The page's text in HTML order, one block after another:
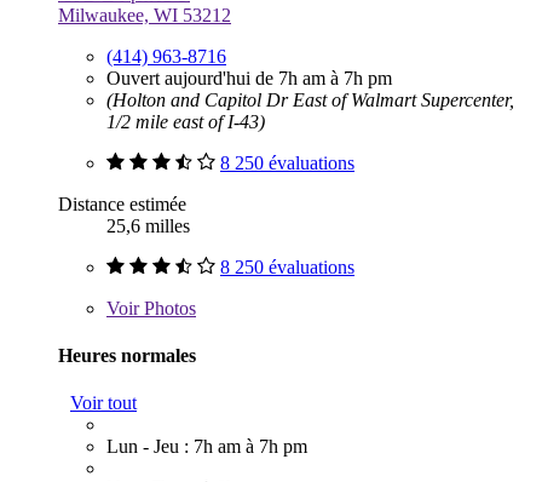
Milwaukee, WI 53212
(414) 963-8716
Ouvert aujourd'hui de 7h am à 7h pm
(Holton and Capitol Dr East of Walmart Supercenter,
1/2 mile east of I-43)
8 250 évaluations
Distance estimée
25,6 milles
8 250 évaluations
VoirPhotos
Heures normales
Voir tout
Lun - Jeu : 7h am à 7h pm